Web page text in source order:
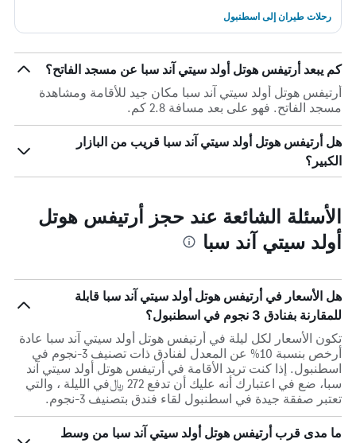
رحلات طيران إلى اسطنبول
كم يبعد أرتيفس هوتل أولد سيتي آند سبا عن مسجد الفاتح؟
أرتيفس هوتل أولد سيتي آند سبا مكان جيد للأقامة ومشاهدة
مسجد الفاتح. فهو على بعد مسافة 2.8 كم.
هل أرتيفس هوتل أولد سيتي آند سبا قريب من البازار
الكبير؟
الأسئلة الشائعة عند حجز أرتيفس هوتل
أولد سيتي آند سبا
هل الأسعار في أرتيفس هوتل أولد سيتي آند سبا قابلة
للمقارنة بفنادق 3 نجوم في اسطنبول؟
تكون الأسعار لكل ليلة في أرتيفس هوتل أولد سيتي آند سبا عادة
أرخص بنسبة 10% عن المعدل لفنادق ذات تصنيف 3-نجوم في
اسطنبول. إذا كنت تريد الأقامة في أرتيفس هوتل أولد سيتي آند
سبا، ضع في اعتبارك أنه عليك أن تدفع 272 ﷼في الليلة ، والتي
تعتبر صفقة جيدة في اسطنبول لقاء فندق بتصنيف 3-نجوم.
ما مدى قرب أرتيفس هوتل أولد سيتي آند سبا من وسط